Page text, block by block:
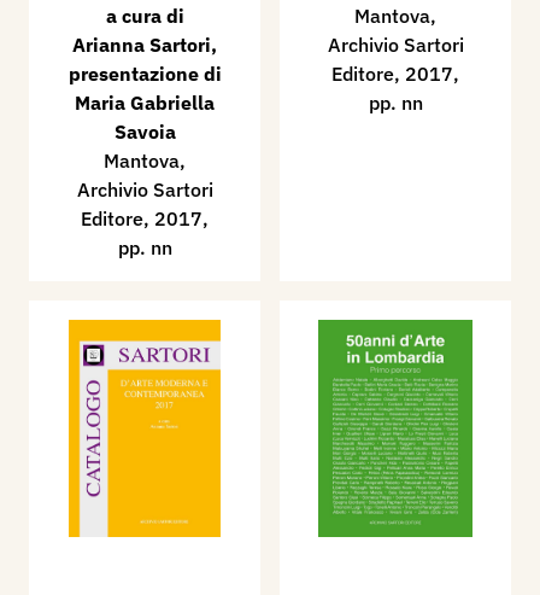
a cura di
Arianna Sartori,
presentazione di
Maria Gabriella
Savoia
Mantova,
Archivio Sartori
Editore, 2017,
pp. nn
Mantova,
Archivio Sartori
Editore, 2017,
pp. nn